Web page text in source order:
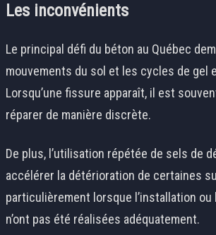
Les inconvénients
Le principal défi du béton au Québec
mouvements du sol et les cycles de gel
Lorsqu’une fissure apparaît, il est
réparer de manière discrète.
De plus, l’utilisation répétée de sels de
accélérer la détérioration de certaines
particulièrement lorsque l’installation ou
n’ont pas été réalisées adéquatement.